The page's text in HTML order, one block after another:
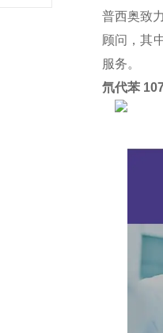
普西奥致
顾问，其
服务。
氘代苯